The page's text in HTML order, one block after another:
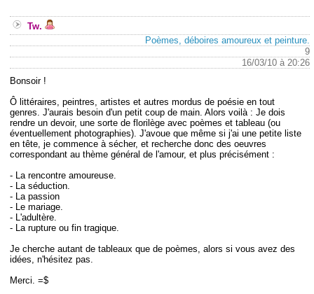
Tw.
Poèmes, déboires amoureux et peinture.
9
16/03/10 à 20:26
Bonsoir !
Ô littéraires, peintres, artistes et autres mordus de poésie en tout
genres. J'aurais besoin d'un petit coup de main. Alors voilà : Je dois
rendre un devoir, une sorte de florilège avec poèmes et tableau (ou
éventuellement photographies). J'avoue que même si j'ai une petite liste
en tête, je commence à sécher, et recherche donc des oeuvres
correspondant au thème général de l'amour, et plus précisément :
- La rencontre amoureuse.
- La séduction.
- La passion
- Le mariage.
- L'adultère.
- La rupture ou fin tragique.
Je cherche autant de tableaux que de poèmes, alors si vous avez des
idées, n'hésitez pas.
Merci. =$